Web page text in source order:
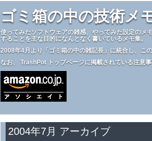
ゴミ箱の中の技術メ
使ってみたソフトウェアの雑感、やってみた設定のメ
することを主な目的になんとなく書いているメモ集。
2008年4月より
「ゴミ箱の中の雑記長」 に統合し、こ
なお、 TrashPot トップページに掲載されている注意
2004年7月 アーカイブ